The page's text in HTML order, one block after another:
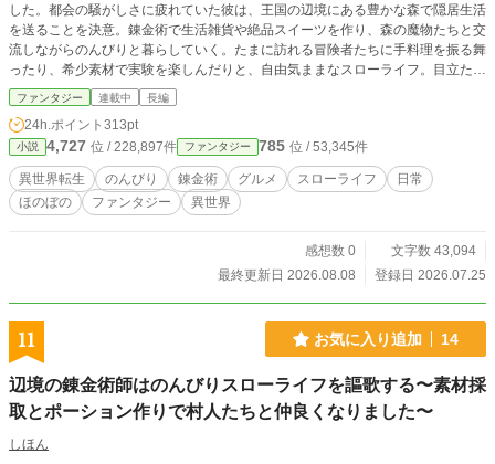
した。都会の騒がしさに疲れていた彼は、王国の辺境にある豊かな森で隠居生活
を送ることを決意。錬金術で生活雑貨や絶品スイーツを作り、森の魔物たちと交
流しながらのんびりと暮らしていく。たまに訪れる冒険者たちに手料理を振る舞
ったり、希少素材で実験を楽しんだりと、自由気ままなスローライフ。目立た
ず、騒がず、ただ美味しいものを食べる。そんな幸せを追い求める、癒やしの異
世界ライフが今、幕を開ける。
ファンタジー 連載中 長編
24h.ポイント 313pt
小説 4,727 位 / 228,897件 ファンタジー 785 位 / 53,345件
異世界転生 のんびり 錬金術 グルメ スローライフ
日常
ほのぼの
ファンタジー 異世界
感想数 0
文字数 43,094
最終更新日 2026.08.08
登録日 2026.07.25
11 お気に入り追加 14
辺境の錬金術師はのんびりスローライフを謳歌する〜素材採
取とポーション作りで村人たちと仲良くなりました〜
しほん